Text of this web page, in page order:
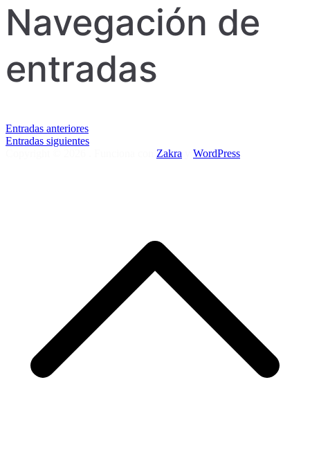
Navegación de
entradas
Entradas anteriores
Entradas siguientes
Zakra WordPress